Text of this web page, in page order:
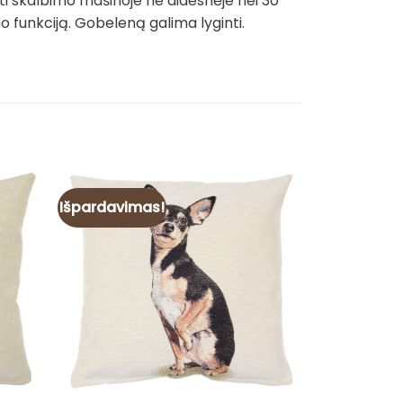
funkciją. Gobeleną galima lyginti.
Išpardavimas!